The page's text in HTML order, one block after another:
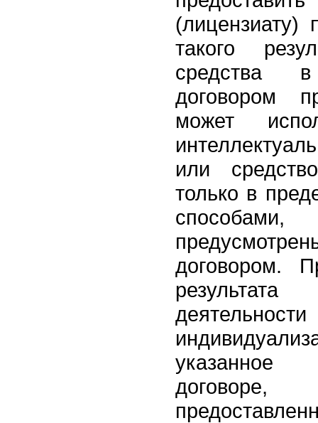
(лицензиату)
такого
средства в
договором
может
или
только в
договором.
результата
указанное